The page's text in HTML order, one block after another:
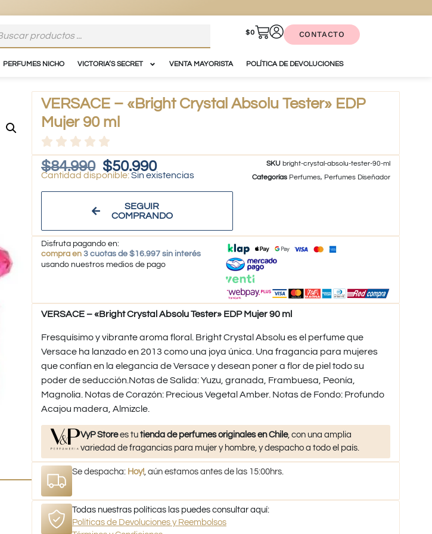
$0 CONTACTO
PERFUMES NICHO VICTORIA’S SECRET VENTA MAYORISTA POLÍTICA DE DEVOLUCIONES
VERSACE – «Bright Crystal Absolu Tester» EDP
Mujer 90 ml
$84.990 $50.990
Sin existencias
SEGUIR
COMPRANDO
SKU bright-crystal-absolu-tester-90-ml
Categorías Perfumes, Perfumes Diseñador
Disfruta pagando en:
compra en 3 cuotas de $16.997 sin interés
usando nuestros medios de pago
VERSACE – «Bright Crystal Absolu Tester» EDP Mujer 90 ml
Fresquísimo y vibrante aroma floral. Bright Crystal Absolu es el perfume que
Versace ha lanzado en 2013 como una joya única. Una fragancia para mujeres
que confían en la elegancia de Versace y desean poner a flor de piel todo su
poder de seducción.Notas de Salida: Yuzu, granada, Frambuesa, Peonía,
Magnolia. Notas de Corazón: Precious Vegetal Amber. Notas de Fondo: Profundo
Acajou madera, Almizcle.
VyP Storees tutienda de perfumes originales en Chile, con una amplia
variedad de fragancias para mujer y hombre, y despacho a todo el país.
Se despacha: Hoy! , aún estamos antes de las 15:00hrs.
Todas nuestras políticas las puedes consultar aquí:
Políticas de Devoluciones y Reembolsos